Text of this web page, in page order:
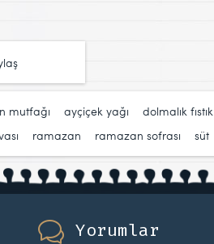
mutfağı ayçiçek yağı dolmalık fıstık
ramazan ramazan sofrası süt
Yorumlar